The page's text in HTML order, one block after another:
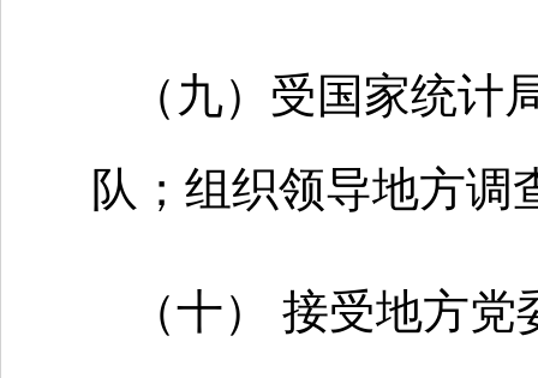
（九）受国家统计
队；组织领导地方调
（十） 接受地方